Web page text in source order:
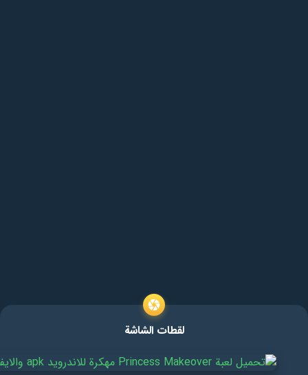
لقطات الشاشة